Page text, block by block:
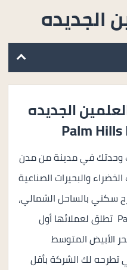
الجديده
الجديده
Palm
وحدتك في مدينة من مدن
والبحيرات الصناعية
سكني بالساحل الشمالي،
بالم هيلز Palm Hills Development تطلق لعملائها أول
الأبيض المتوسط
تطرحه لك الشركة بأقل